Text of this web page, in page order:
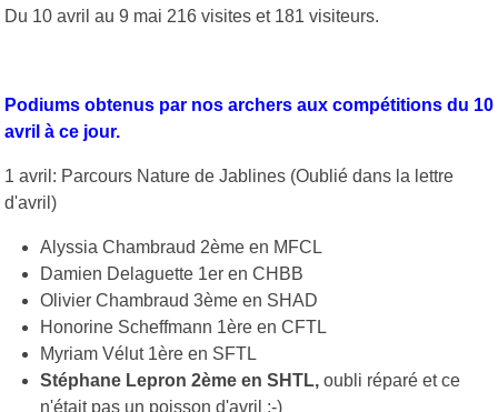
Du 10 avril au 9 mai 216 visites et 181 visiteurs.
Podiums obtenus par nos archers aux compétitions du 10
avril à ce jour.
1 avril: Parcours Nature de Jablines (Oublié dans la lettre
d'avril)
Alyssia Chambraud 2ème en MFCL
Damien Delaguette 1er en CHBB
Olivier Chambraud 3ème en SHAD
Honorine Scheffmann 1ère en CFTL
Myriam Vélut 1ère en SFTL
Stéphane Lepron 2ème en SHTL, oubli réparé et ce
n'était pas un poisson d'avril :-)